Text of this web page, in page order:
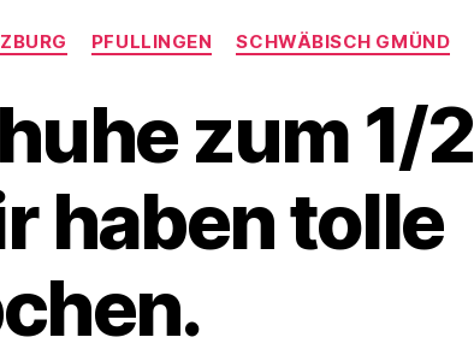
PFULLINGEN SCHWÄBISCH GMÜND
zum 1/2
haben tolle